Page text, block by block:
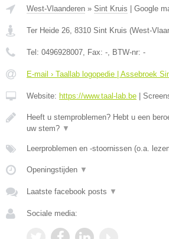
West-Vlaanderen » Sint Kruis | Google
Ter Heide 26 8310 Sint Kruis (West-
Tel: 0496928007 , Fax: - , BTW-nr: -
E-mail › Taallab logopedie | Assebroek
Website: https://www.taal-lab.be |
Heeft u stemproblemen? Hebt u een
uw stem? ▼
Leerproblemen en -stoornissen (o.a.
Openingstijden ▼
Laatste facebook posts ▼
Sociale media: